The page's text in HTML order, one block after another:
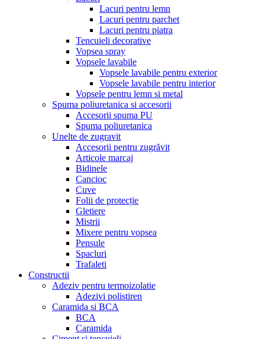
Lacuri pentru lemn
Lacuri pentru parchet
Lacuri pentru piatra
Tencuieli decorative
Vopsea spray
Vopsele lavabile
Vopsele lavabile pentru exterior
Vopsele lavabile pentru interior
Vopsele pentru lemn si metal
Spuma poliuretanica si accesorii
Accesorii spuma PU
Spuma poliuretanica
Unelte de zugravit
Accesorii pentru zugrăvit
Articole marcaj
Bidinele
Cancioc
Cuve
Folii de protecție
Gletiere
Mistrii
Mixere pentru vopsea
Pensule
Spacluri
Trafaleti
Constructii
Adeziv pentru termoizolatie
Adezivi polistiren
Caramida si BCA
BCA
Caramida